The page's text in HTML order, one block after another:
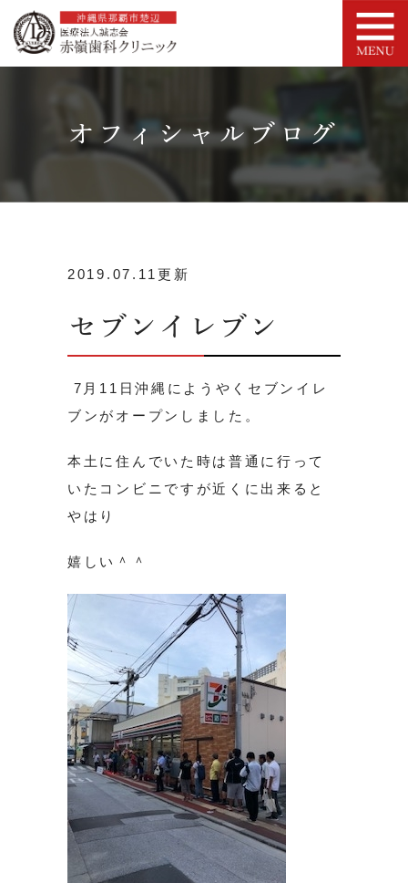
オフィシャルブログ
2019.07.11更新
セブンイレブン
7月11日沖縄にようやくセブンイレ
ブンがオープンしました。
本土に住んでいた時は普通に行って
いたコンビニですが近くに出来ると
やはり
嬉しい＾＾